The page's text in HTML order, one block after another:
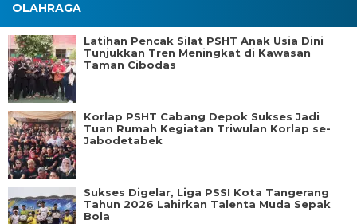
OLAHRAGA
Latihan Pencak Silat PSHT Anak Usia Dini
Tunjukkan Tren Meningkat di Kawasan
Taman Cibodas
Korlap PSHT Cabang Depok Sukses Jadi
Tuan Rumah Kegiatan Triwulan Korlap se-
Jabodetabek
Sukses Digelar, Liga PSSI Kota Tangerang
Tahun 2026 Lahirkan Talenta Muda Sepak
Bola